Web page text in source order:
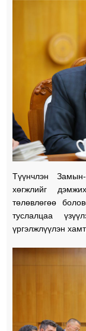
Түүнчлэн
хөгжлийг
төлөвлөгөө
туслалцаа
үргэлжлүүлэн